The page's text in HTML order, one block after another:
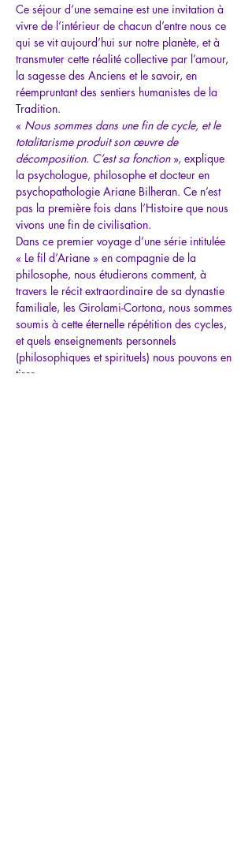
Ce séjour d’une semaine est une invitation à
vivre de l’intérieur de chacun d’entre nous ce
qui se vit aujourd’hui sur notre planète, et à
transmuter cette réalité collective par l’amour,
la sagesse des Anciens et le savoir, en
réempruntant des sentiers humanistes de la
Tradition.
« Nous sommes dans une fin de cycle, et le
totalitarisme produit son œuvre de
décomposition. C’est sa fonction », explique
la psychologue, philosophe et docteur en
psychopathologie Ariane Bilheran. Ce n’est
pas la première fois dans l’Histoire que nous
vivons une fin de civilisation.
Dans ce premier voyage d’une série intitulée
« Le fil d’Ariane » en compagnie de la
philosophe, nous étudierons comment, à
travers le récit extraordinaire de sa dynastie
familiale, les Girolami-Cortona, nous sommes
soumis à cette éternelle répétition des cycles,
et quels enseignements personnels
(philosophiques et spirituels) nous pouvons en
tirer.